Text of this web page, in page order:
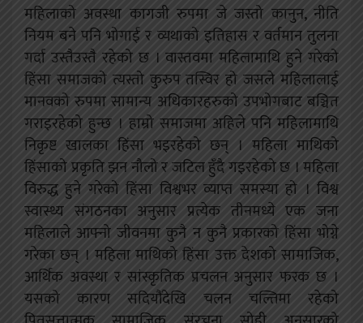
महिलाको अवस्था कागजी रुपमा जे जस्तो कानुन, नीति
नियम बने पनि भोगाई र व्यथाको इतिहास र वर्तमान तुलना
गर्दा उस्तैउस्तै रहेको छ ।वास्तवमा महिलामाथि हुने गरेको
हिंसा समाजको त्यस्तो कुरुप तस्विर हो जसले महिलालाई
मानवको रुपमा सामान्य अधिकारहरुको उपभोगबाट बञ्चित
गराइरहेको हुन्छ । हाम्रो समाजमा अहिले पनि महिलामाथि
निकृष्ट खालका हिंसा भइरहेको छन् । महिला माथिको
हिंसाको प्रकृति झन नौलो र जटिल हुँदै गइरहेको छ । महिला
विरुद्ध हुने गरेको हिंसा विश्वभर व्याप्त समस्या हो । विश्व
स्वास्थ्य संगठनका अनुसार प्रत्येक तीनमध्ये एक जना
महिलाले आफ्नो जीवनमा कुनै न कुनै प्रकारको हिंसा भोग्ने
गरेका छन् । महिला माथिको हिंसा उक्त देशको सामाजिक,
आर्थिक अवस्था र सांस्कृतिक प्रचलन अनुसार फरक छ ।
यसको कारण सदियौंदेखि चलन चल्तिमा रहेको